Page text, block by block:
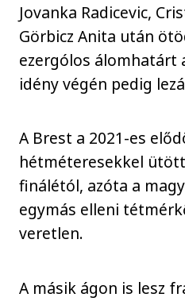
Jovanka Radicevic,
Görbicz Anita után
ezergólos álomhatárt
idény végén pedig
A Brest a 2021-es
hétméteresekkel
finálétól, azóta a
egymás elleni
veretlen.
A másik ágon is lesz